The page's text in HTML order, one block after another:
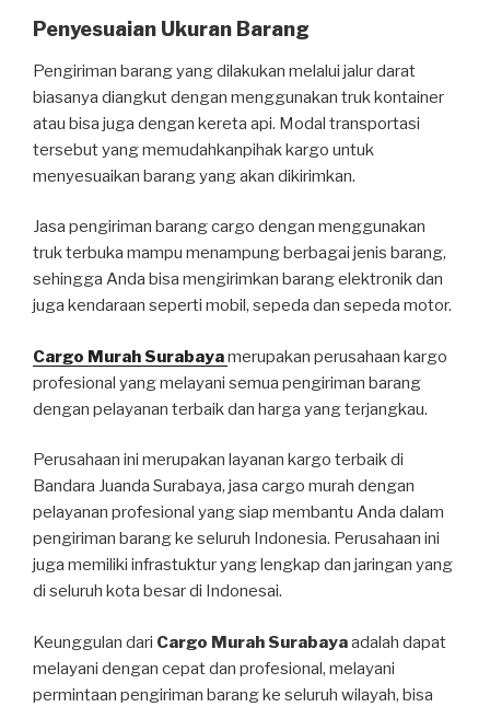
Penyesuaian Ukuran Barang
Pengiriman barang yang dilakukan melalui jalur darat
biasanya diangkut dengan menggunakan truk kontainer
atau bisa juga dengan kereta api. Modal transportasi
tersebut yang memudahkanpihak kargo untuk
menyesuaikan barang yang akan dikirimkan.
Jasa pengiriman barang cargo dengan menggunakan
truk terbuka mampu menampung berbagai jenis barang,
sehingga Anda bisa mengirimkan barang elektronik dan
juga kendaraan seperti mobil, sepeda dan sepeda motor.
Cargo Murah Surabayamerupakan perusahaan kargo
profesional yang melayani semua pengiriman barang
dengan pelayanan terbaik dan harga yang terjangkau.
Perusahaan ini merupakan layanan kargo terbaik di
Bandara Juanda Surabaya, jasa cargo murah dengan
pelayanan profesional yang siap membantu Anda dalam
pengiriman barang ke seluruh Indonesia. Perusahaan ini
juga memiliki infrastuktur yang lengkap dan jaringan yang
di seluruh kota besar di Indonesai.
Keunggulan dari Cargo Murah Surabayaadalah dapat
melayani dengan cepat dan profesional, melayani
permintaan pengiriman barang ke seluruh wilayah, bisa